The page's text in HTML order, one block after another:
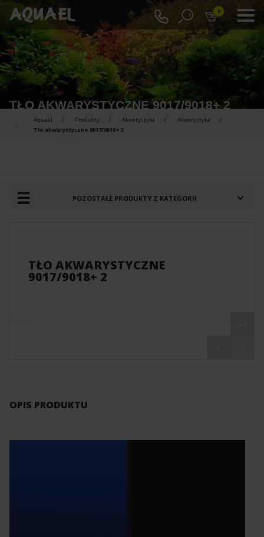
0
TŁO AKWARYSTYCZNE 9017/9018+ 2
Aquael Produkty Akwarystyka
Akwarystyka
Tło akwarystyczne 9017/9018+ 2
PRODUKTY DO PORÓWNANIA :
POZOSTAŁE PRODUKTY Z KATEGORII
TŁO AKWARYSTYCZNE
9017/9018+ 2
OPIS PRODUKTU